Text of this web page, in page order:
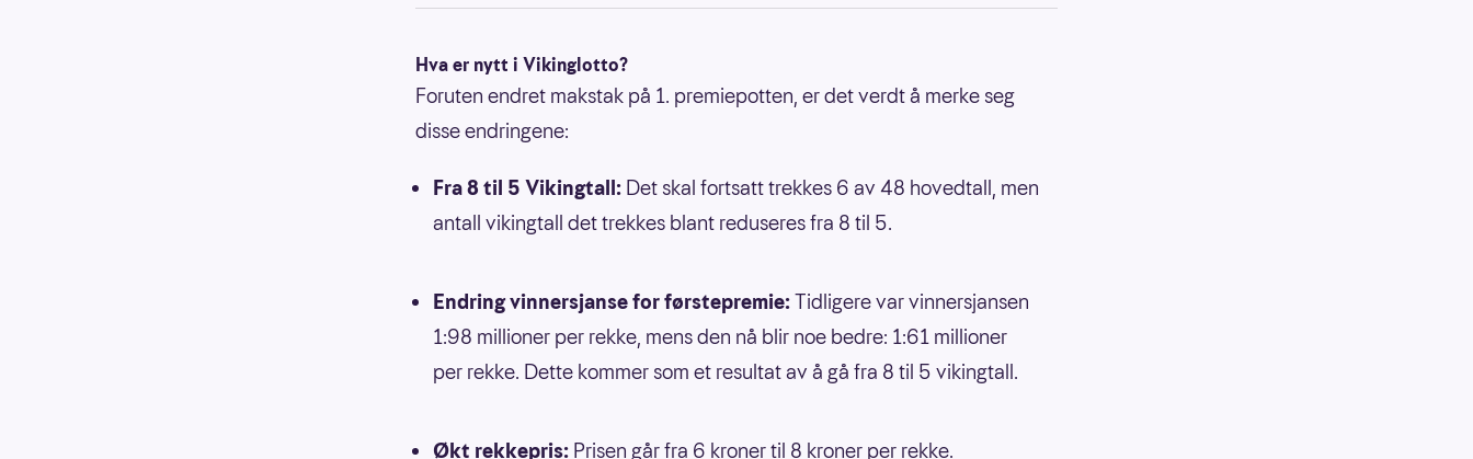
Hva er nytt i Vikinglotto?
Foruten endret makstak på 1. premiepotten, er det verdt å merke seg
disse endringene:
Fra 8 til 5 Vikingtall: Det skal fortsatt trekkes 6 av 48 hovedtall, men
antall vikingtall det trekkes blant reduseres fra 8 til 5.
Endring vinnersjanse for førstepremie:Tidligere var vinnersjansen
1:98 millioner per rekke, mens den nå blir noe bedre: 1:61 millioner
per rekke. Dette kommer som et resultat av å gå fra 8 til 5 vikingtall.
Økt rekkepris: Prisen går fra 6 kroner til 8 kroner per rekke.